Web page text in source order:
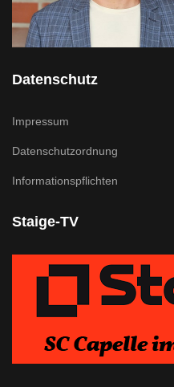
Datenschutz
Impressum
Datenschutzordnung
Informationspflichten
Staige-TV